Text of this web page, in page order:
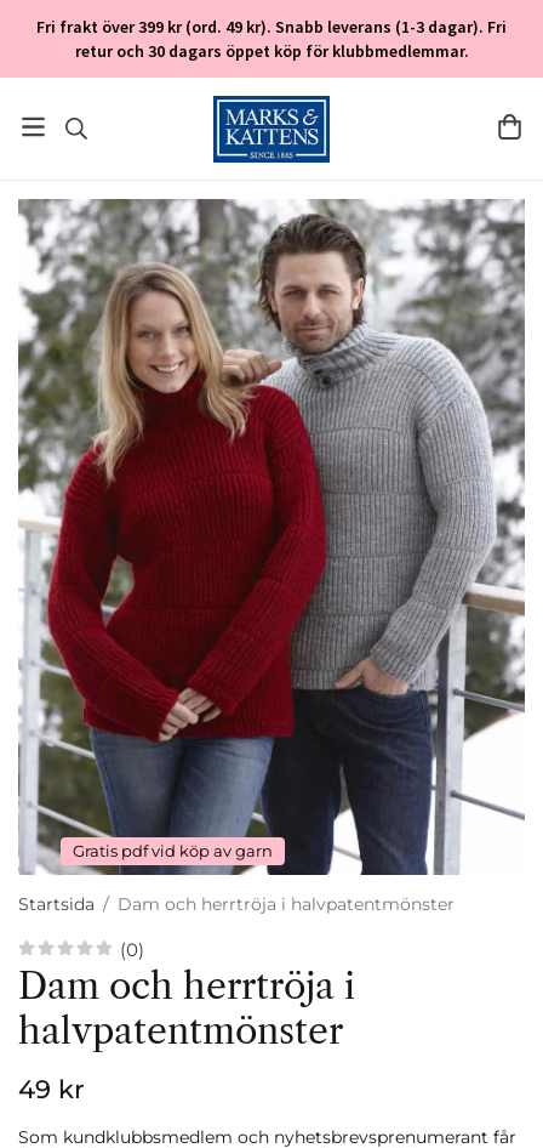
Fri frakt över 399 kr (ord. 49 kr). Snabb leverans (1-3 dagar). Fri
retur och 30 dagars öppet köp för klubbmedlemmar.
Gratis pdf vid köp av garn
Startsida / Dam och herrtröja i halvpatentmönster
(0)
Dam och herrtröja i
halvpatentmönster
49 kr
Som kundklubbsmedlem och nyhetsbrevsprenumerant får